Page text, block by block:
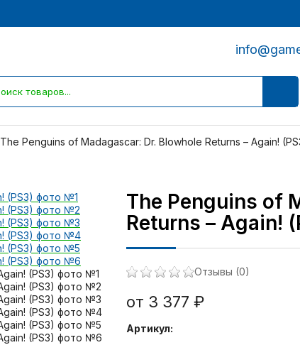
The Penguins of Madagascar: Dr. Blowhole Returns – Again!
The Penguins of
Returns – Again!
Отзывы (0)
от 3 377 ₽
Артикул: